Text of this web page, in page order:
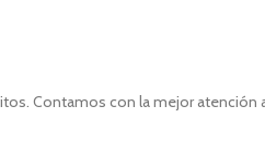
Contamos con la mejor